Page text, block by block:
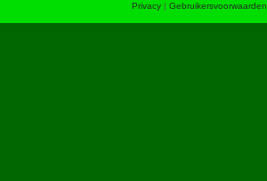
Privacy | Gebruikersvoorwaarden